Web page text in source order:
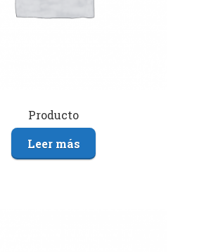
Producto
Leer más